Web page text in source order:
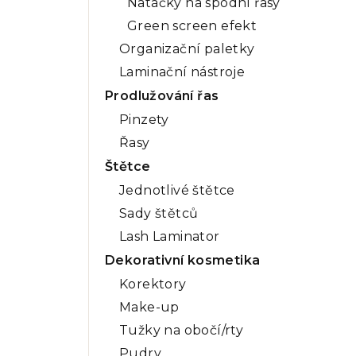
Green screen efekt
Organizační paletky
Laminační nástroje
Prodlužování řas
Pinzety
Řasy
Štětce
Jednotlivé štětce
Sady štětců
Lash Laminator
Dekorativní kosmetika
Korektory
Make-up
Tužky na obočí/rty